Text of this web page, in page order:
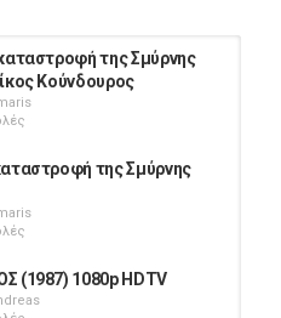
της Σμύρνης
Κούνδουρος
της Σμύρνης
(1987) 1080p HDTV